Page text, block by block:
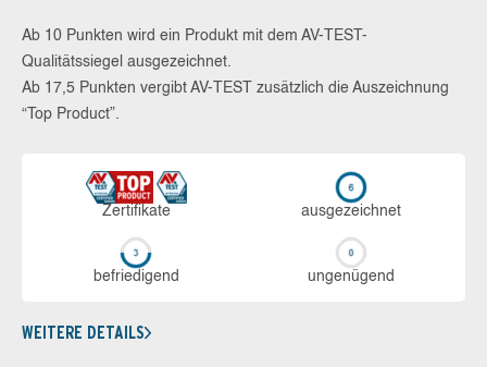
Ab 10 Punkten wird ein Produkt mit dem AV-TEST-
Qualitätssiegel ausgezeichnet.
Ab 17,5 Punkten vergibt AV-TEST zusätzlich die Auszeichnung
“Top Product”.
Zerti­fikate aus­ge­zeich­net
be­frie­di­gend un­ge­nü­gend
WEITERE DETAILS